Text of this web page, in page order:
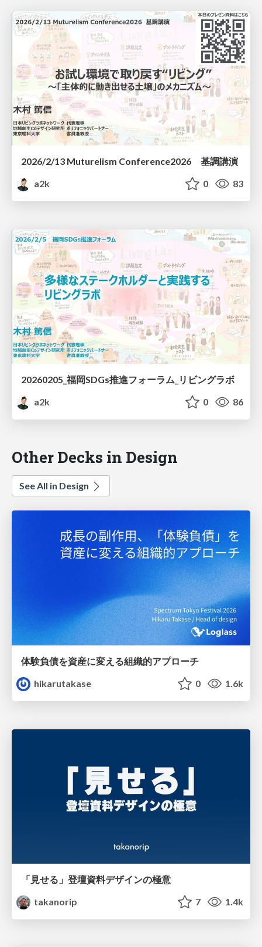
2026/2/13 Muturelism Conference2026 基調講演
a2k
0 83
20260205_福岡SDGs推進フォーラム_リビングラボ
a2k
0 86
Other Decks in Design
See All in Design
体験負債を資産に変える組織的アプローチ
hikarutakase
0 1.6k
「見せる」登壇資料デザインの極意
takanorip
7 1.4k